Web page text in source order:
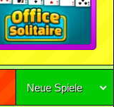
Neue Spiele